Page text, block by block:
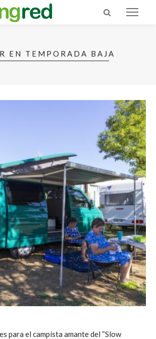
EN TEMPORADA BAJA
para el campista amante del “Slow